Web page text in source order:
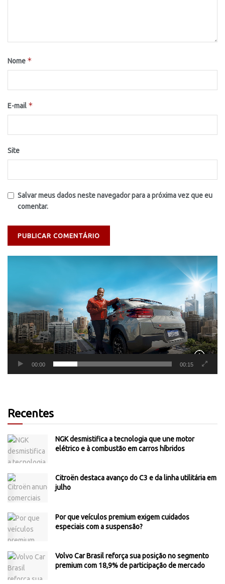
Nome *
E-mail *
Site
Salvar meus dados neste navegador para a próxima vez que eu
comentar.
00:00 00:15
Recentes
NGK desmistifica a tecnologia que une motor
elétrico e à combustão em carros híbridos
Citroën destaca avanço do C3 e da linha utilitária em
julho
Por que veículos premium exigem cuidados
especiais com a suspensão?
Volvo Car Brasil reforça sua posição no segmento
premium com 18,9% de participação de mercado